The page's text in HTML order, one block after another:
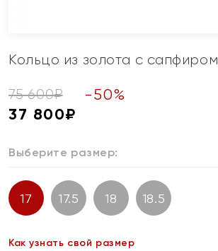
Кольцо из золота с сапфиром
75 600₽ -50%
37 800₽
Выберите размер:
17 17.5 18 18.5
Как узнать свой размер